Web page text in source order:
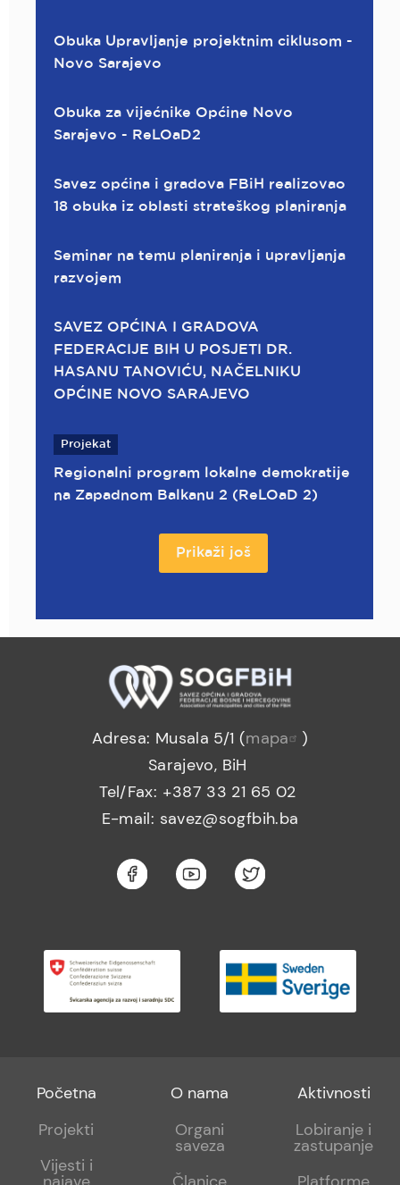
Obuka Upravljanje projektnim ciklusom -
Novo Sarajevo
Obuka za vijećnike Općine Novo
Sarajevo - ReLOaD2
Savez općina i gradova FBiH realizovao
18 obuka iz oblasti strateškog planiranja
Seminar na temu planiranja i upravljanja
razvojem
SAVEZ OPĆINA I GRADOVA
FEDERACIJE BIH U POSJETI DR.
HASANU TANOVIĆU, NAČELNIKU
OPĆINE NOVO SARAJEVO
Projekat
Regionalni program lokalne demokratije
na Zapadnom Balkanu 2 (ReLOaD 2)
Prikaži još
Adresa: Musala 5/1 (mapa
)
Sarajevo, BiH
Tel/Fax: +387 33 21 65 02
E-mail: savez@sogfbih.ba
Footer
menu
Početna
Projekti
Vijesti i
Footer
sub
O nama
Organi
saveza
Footer
sub
Aktivnosti
Lobiranje i
zastupanje